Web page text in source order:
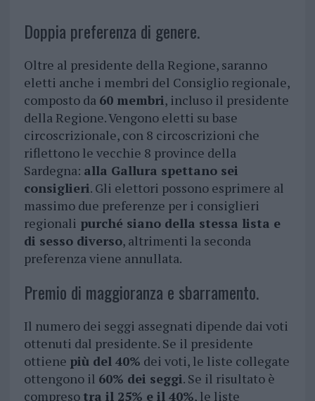
Doppia preferenza di genere.
Oltre al presidente della Regione, saranno
eletti anche i membri del Consiglio regionale,
composto da 60 membri, incluso il presidente
della Regione. Vengono eletti su base
circoscrizionale, con 8 circoscrizioni che
riflettono le vecchie 8 province della
Sardegna: alla Gallura spettano sei
consiglieri. Gli elettori possono esprimere al
massimo due preferenze per i consiglieri
regionali purché siano della stessa lista e
di sesso diverso, altrimenti la seconda
preferenza viene annullata.
Premio di maggioranza e sbarramento.
Il numero dei seggi assegnati dipende dai voti
ottenuti dal presidente. Se il presidente
ottiene più del 40% dei voti, le liste collegate
ottengono il 60% dei seggi. Se il risultato è
compreso tra il 25% e il 40%, le liste